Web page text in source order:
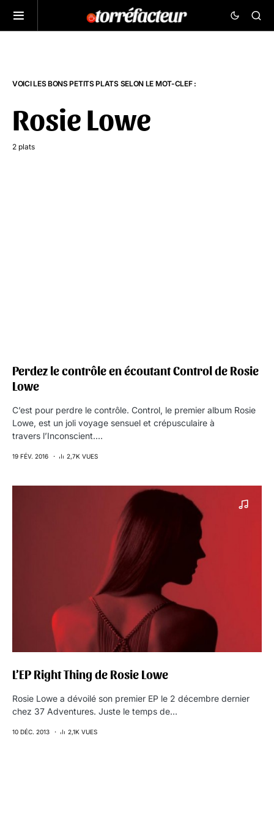
VOICI LES BONS PETITS PLATS SELON LE MOT-CLEF :
Rosie Lowe
2 plats
Perdez le contrôle en écoutant Control de Rosie
Lowe
C’est pour perdre le contrôle. Control, le premier album Rosie
Lowe, est un joli voyage sensuel et crépusculaire à
travers l’Inconscient.…
19 FÉV. 2016 2,7K VUES
L’EP Right Thing de Rosie Lowe
Rosie Lowe a dévoilé son premier EP le 2 décembre dernier
chez 37 Adventures. Juste le temps de…
10 DÉC. 2013 2,1K VUES